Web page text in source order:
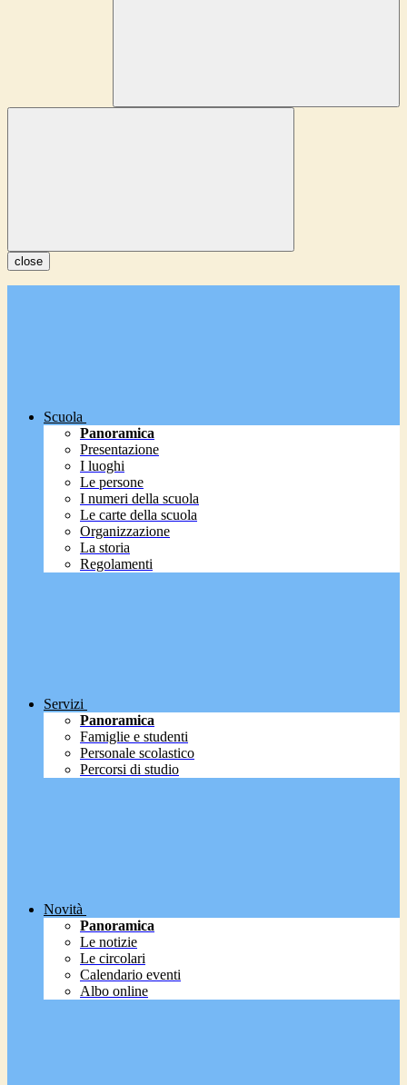
close
Scuola
Panoramica
Presentazione
I luoghi
Le persone
I numeri della scuola
Le carte della scuola
Organizzazione
La storia
Regolamenti
Servizi
Panoramica
Famiglie e studenti
Personale scolastico
Percorsi di studio
Novità
Panoramica
Le notizie
Le circolari
Calendario eventi
Albo online